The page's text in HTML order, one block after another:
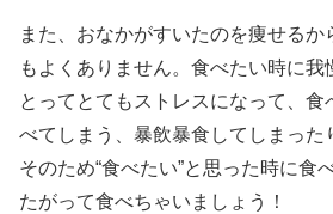
また、おなかがすいたのを痩せる
もよくありません。食べたい時に我
とってとてもストレスになって、食
べてしまう、暴飲暴食してしまった
そのため“食べたい”と思った時に食
たがって食べちゃいましょう！